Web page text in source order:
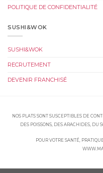
POLITIQUE DE CONFIDENTIALITÉ
SUSHI&WOK
SUSHI&WOK
RECRUTEMENT
DEVENIR FRANCHISÉ
NOS PLATS SONT SUSCEPTIBLES DE
DES POISSONS, DES ARACHIDES, DU
POUR VOTRE SANTÉ,